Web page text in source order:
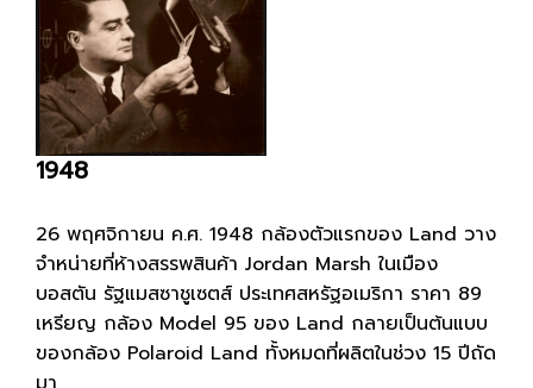
1948
26 พฤศจิกายน ค.ศ. 1948 กล้องตัวแรกของ Land วาง
จำหน่ายที่ห้างสรรพสินค้า Jordan Marsh ในเมือง
บอสตัน รัฐแมสซาชูเซตส์ ประเทศสหรัฐอเมริกา ราคา 89
เหรียญ กล้อง Model 95 ของ Land กลายเป็นต้นแบบ
ของกล้อง Polaroid Land ทั้งหมดที่ผลิตในช่วง 15 ปีถัด